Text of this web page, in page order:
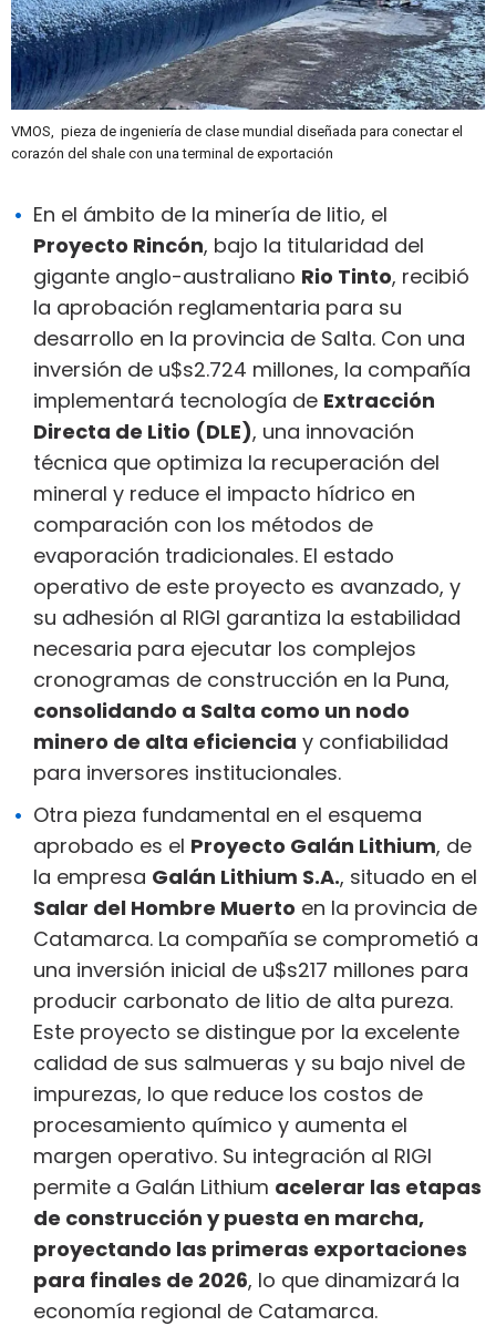
VMOS, pieza de ingeniería de clase mundial diseñada para conectar el
corazón del shale con una terminal de exportación
En el ámbito de la minería de litio, el
Proyecto Rincón, bajo la titularidad del
gigante anglo-australiano Rio Tinto, recibió
la aprobación reglamentaria para su
desarrollo en la provincia de Salta. Con una
inversión de u$s2.724 millones, la compañía
implementará tecnología de Extracción
Directa de Litio (DLE), una innovación
técnica que optimiza la recuperación del
mineral y reduce el impacto hídrico en
comparación con los métodos de
evaporación tradicionales. El estado
operativo de este proyecto es avanzado, y
su adhesión al RIGI garantiza la estabilidad
necesaria para ejecutar los complejos
cronogramas de construcción en la Puna,
consolidando a Salta como un nodo
minero de alta eficiencia y confiabilidad
para inversores institucionales.
Otra pieza fundamental en el esquema
aprobado es el Proyecto Galán Lithium, de
la empresa Galán Lithium S.A., situado en el
Salar del Hombre Muerto en la provincia de
Catamarca. La compañía se comprometió a
una inversión inicial de u$s217 millones para
producir carbonato de litio de alta pureza.
Este proyecto se distingue por la excelente
calidad de sus salmueras y su bajo nivel de
impurezas, lo que reduce los costos de
procesamiento químico y aumenta el
margen operativo. Su integración al RIGI
permite a Galán Lithium acelerar las etapas
de construcción y puesta en marcha,
proyectando las primeras exportaciones
para finales de 2026, lo que dinamizará la
economía regional de Catamarca.